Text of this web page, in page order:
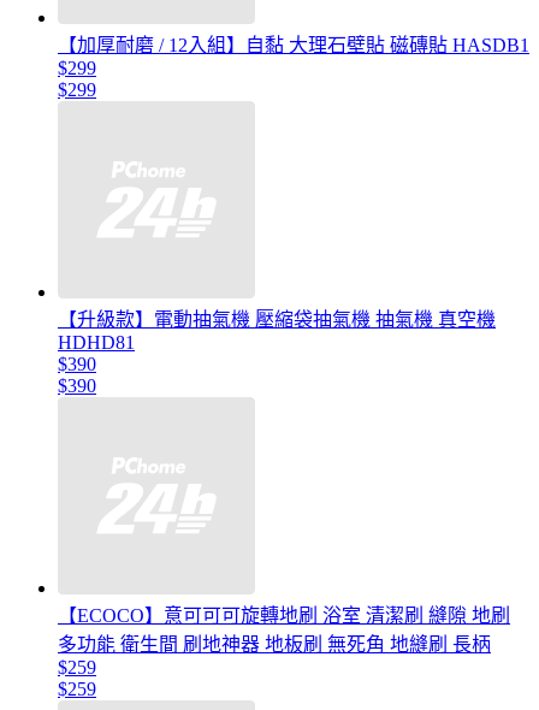
【加厚耐磨 / 12入組】自黏 大理石壁貼 磁磚貼 HASDB1
$299
$299
【升級款】電動抽氣機 壓縮袋抽氣機 抽氣機 真空機
HDHD81
$390
$390
【ECOCO】意可可可旋轉地刷 浴室 清潔刷 縫隙 地刷
多功能 衛生間 刷地神器 地板刷 無死角 地縫刷 長柄
$259
$259